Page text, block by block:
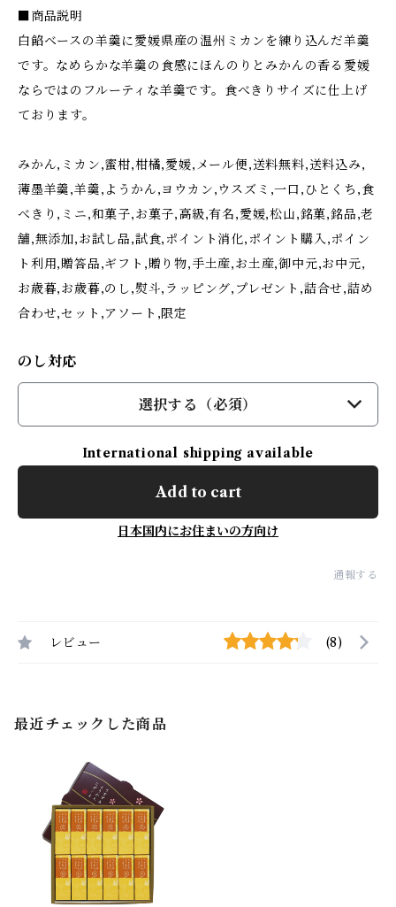
■商品説明
白餡ベースの羊羹に愛媛県産の温州ミカンを練り込んだ羊羹
です。なめらかな羊羹の食感にほんのりとみかんの香る愛媛
ならではのフルーティな羊羹です。食べきりサイズに仕上げ
ております。
みかん,ミカン,蜜柑,柑橘,愛媛,メール便,送料無料,送料込み,
薄墨羊羹,羊羹,ようかん,ヨウカン,ウスズミ,一口,ひとくち,食
べきり,ミニ,和菓子,お菓子,高級,有名,愛媛,松山,銘菓,銘品,老
舗,無添加,お試し品,試食,ポイント消化,ポイント購入,ポイン
ト利用,贈答品,ギフト,贈り物,手土産,お土産,御中元,お中元,
お歳暮,お歳暮,のし,熨斗,ラッピング,プレゼント,詰合せ,詰め
合わせ,セット,アソート,限定
のし対応
選択する（必須）
International shipping available
Add to cart
日本国内にお住まいの方向け
通報する
レビュー (8)
最近チェックした商品